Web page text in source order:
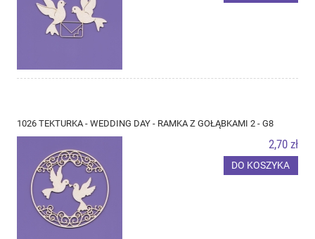
1026 TEKTURKA - WEDDING DAY - RAMKA Z GOŁĄBKAMI 2 - G8
2,70 zł
DO KOSZYKA